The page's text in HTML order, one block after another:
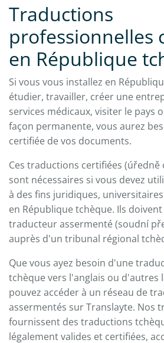
Traductions
professionnelles
en République
Si vous vous installez en
étudier, travailler, créer une
services médicaux, visiter le pays
façon permanente, vous aurez
certifiée de vos documents.
Ces traductions certifiées (úředně
sont nécessaires si vous devez
à des fins juridiques,
en République tchèque. Ils
traducteur assermenté (soudní
auprès d'un tribunal régional
Que vous ayez besoin d'une
tchèque vers l'anglais ou d'autres
pouvez accéder à un réseau de
assermentés sur Translayte. Nos
fournissent des traductions
légalement valides et certifiées,